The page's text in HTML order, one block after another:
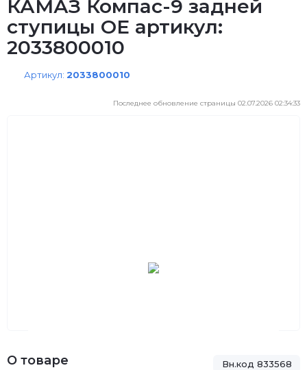
КАМАЗ Компас-9 задней
ступицы OE артикул:
2033800010
Артикул: 2033800010
Последнее обновление страницы 02.07.2026 02:34:33
Вн.код 833568
О товаре